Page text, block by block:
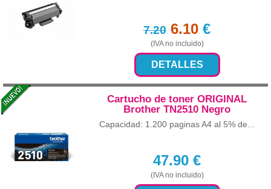
7.20 6.10 €
(IVA no incluido)
DETALLES
Cartucho de toner ORIGINAL
Brother TN2510 Negro
Capacidad: 1.200 paginas A4 al 5% de...
47.90 €
(IVA no incluido)